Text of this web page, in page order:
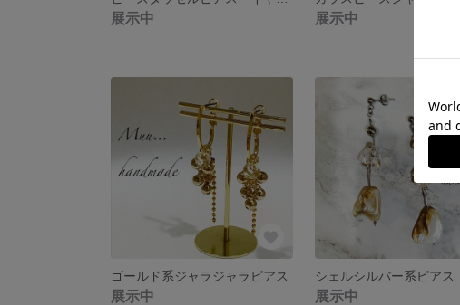
展示中 展示中
ゴールド系ジャラジャラピアス
展示中 展示中